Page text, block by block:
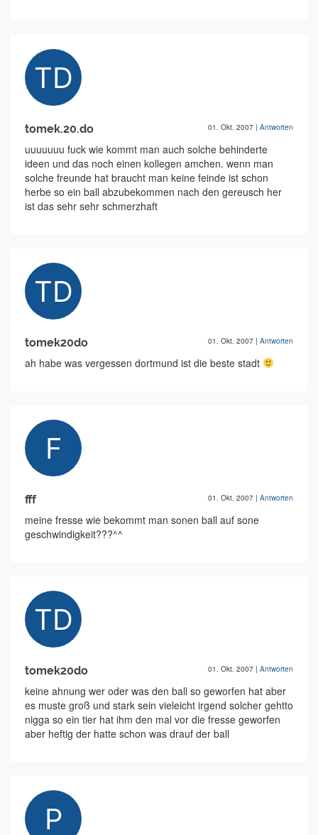
tomek.20.do 01. Okt. 2007 | Antworten
uuuuuuu fuck wie kommt man auch solche behinderte
ideen und das noch einen kollegen amchen. wenn man
solche freunde hat braucht man keine feinde ist schon
herbe so ein ball abzubekommen nach den gereusch her
ist das sehr sehr schmerzhaft
tomek20do 01. Okt. 2007 | Antworten
ah habe was vergessen dortmund ist die beste stadt
fff 01. Okt. 2007 | Antworten
meine fresse wie bekommt man sonen ball auf sone
geschwindigkeit???^^
tomek20do 01. Okt. 2007 | Antworten
keine ahnung wer oder was den ball so geworfen hat aber
es muste groß und stark sein vieleicht irgend solcher gehtto
nigga so ein tier hat ihm den mal vor die fresse geworfen
aber heftig der hatte schon was drauf der ball